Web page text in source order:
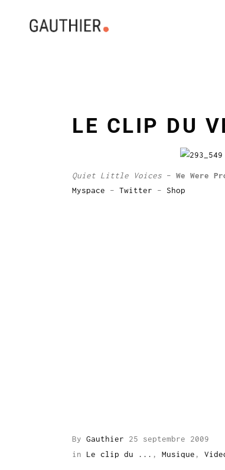
LE CLIP DU
Quiet Little Voices – We Were
Myspace – Twitter – Shop
By Gauthier
25 septembre 2009
in Le clip du ... , Musique ,